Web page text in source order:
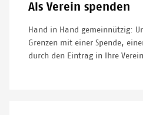
Als Verein spenden
Hand in Hand gemeinnützig:
Grenzen mit einer Spende,
durch den Eintrag in Ihre